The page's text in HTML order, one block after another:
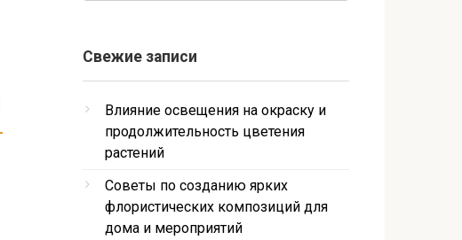
Свежие записи
Влияние освещения на окраску и
продолжительность цветения
растений
Советы по созданию ярких
флористических композиций для
дома и мероприятий